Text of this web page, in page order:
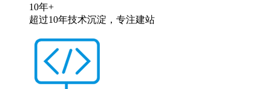
10年+
超过10年技术沉淀，专注建站